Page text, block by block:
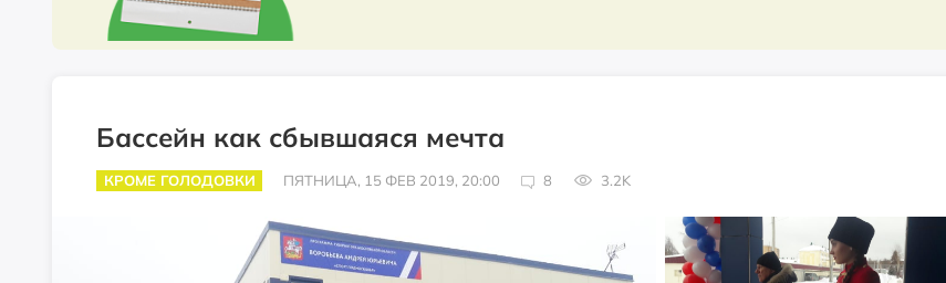
Бассейн как сбывшаяся мечта
КРОМЕ ГОЛОДОВКИ ПЯТНИЦА, 15 ФЕВ 2019, 20:00 8 3.2K